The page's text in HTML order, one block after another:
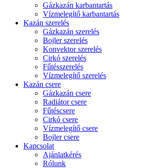
Gázkazán karbantartás
Vízmelegítő karbantartás
Kazán szerelés
Gázkazán szerelés
Bojler szerelés
Konvektor szerelés
Cirkó szerelés
Fűtésszerelés
Vízmelegítő szerelés
Kazán csere
Gázkazán csere
Radiátor csere
Fűtéscsere
Cirkó csere
Vízmelegítő csere
Bojler csere
Kapcsolat
Ajánlatkérés
Rólunk